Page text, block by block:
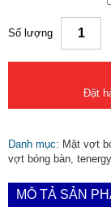
Số lượng
Đặt
Danh mục: Mặt vợt
vợt bóng bàn,
MÔ TẢ SẢN